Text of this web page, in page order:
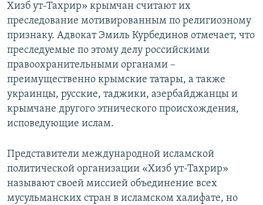
Хизб ут-Тахрир» крымчан считают их
преследование мотивированным по религиозному
признаку. Адвокат Эмиль Курбединов отмечает, что
преследуемые по этому делу российскими
правоохранительными органами –
преимущественно крымские татары, а также
украинцы, русские, таджики, азербайджанцы и
крымчане другого этнического происхождения,
исповедующие ислам.
Представители международной исламской
политической организации «Хизб ут-Тахрир»
называют своей миссией объединение всех
мусульманских стран в исламском халифате, но